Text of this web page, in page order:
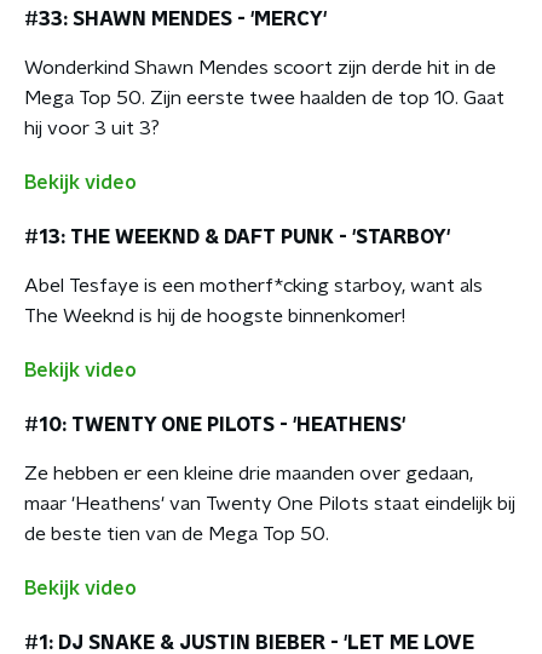
#33: SHAWN MENDES - 'MERCY'
Wonderkind Shawn Mendes scoort zijn derde hit in de
Mega Top 50. Zijn eerste twee haalden de top 10. Gaat
hij voor 3 uit 3?
Bekijk video
#13: THE WEEKND & DAFT PUNK - 'STARBOY'
Abel Tesfaye is een motherf*cking starboy, want als
The Weeknd is hij de hoogste binnenkomer!
Bekijk video
#10: TWENTY ONE PILOTS - 'HEATHENS'
Ze hebben er een kleine drie maanden over gedaan,
maar 'Heathens' van Twenty One Pilots staat eindelijk bij
de beste tien van de Mega Top 50.
Bekijk video
#1: DJ SNAKE & JUSTIN BIEBER - 'LET ME LOVE